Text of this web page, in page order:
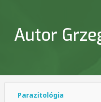
Autor
Parazitológia